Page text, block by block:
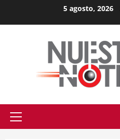
5 agosto, 2026
Primary